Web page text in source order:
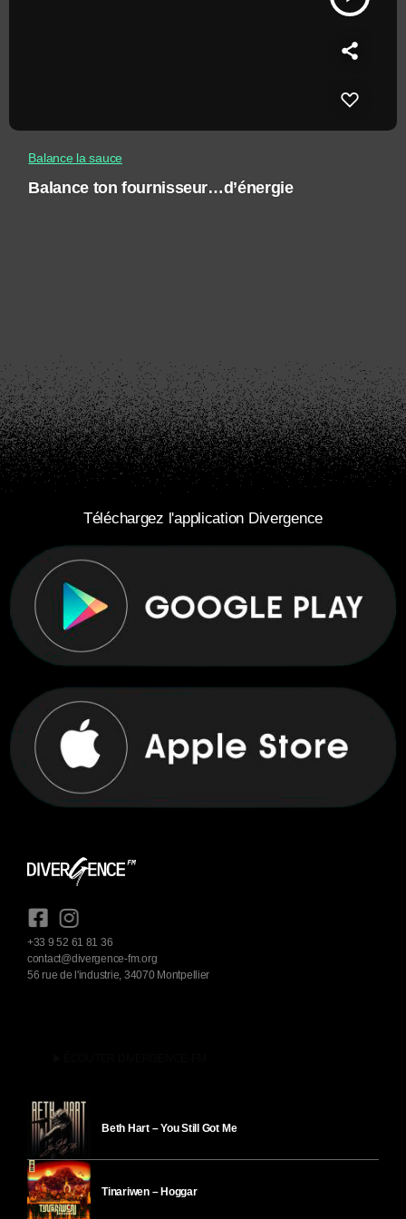
Balance la sauce
Balance ton fournisseur…d’énergie
Téléchargez l'application Divergence
+33 9 52 61 81 36
contact@divergence-fm.org
56 rue de l'industrie, 34070 Montpellier
Beth Hart – You Still Got Me
Tinariwen – Hoggar